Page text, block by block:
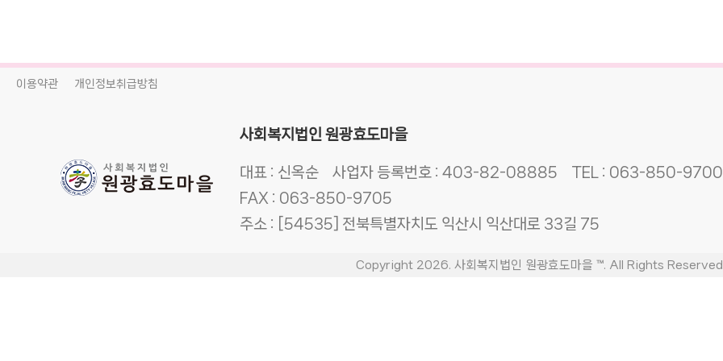
이용약관 개인정보취급방침
사회복지법인 원광효도마을
대표 : 신옥순 사업자 등록번호 : 403-82-08885 TEL : 063-850-9700
FAX : 063-850-9705
주소 : [54535] 전북특별자치도 익산시 익산대로 33길 75
Copyright 2026. 사회복지법인 원광효도마을 ™. All Rights